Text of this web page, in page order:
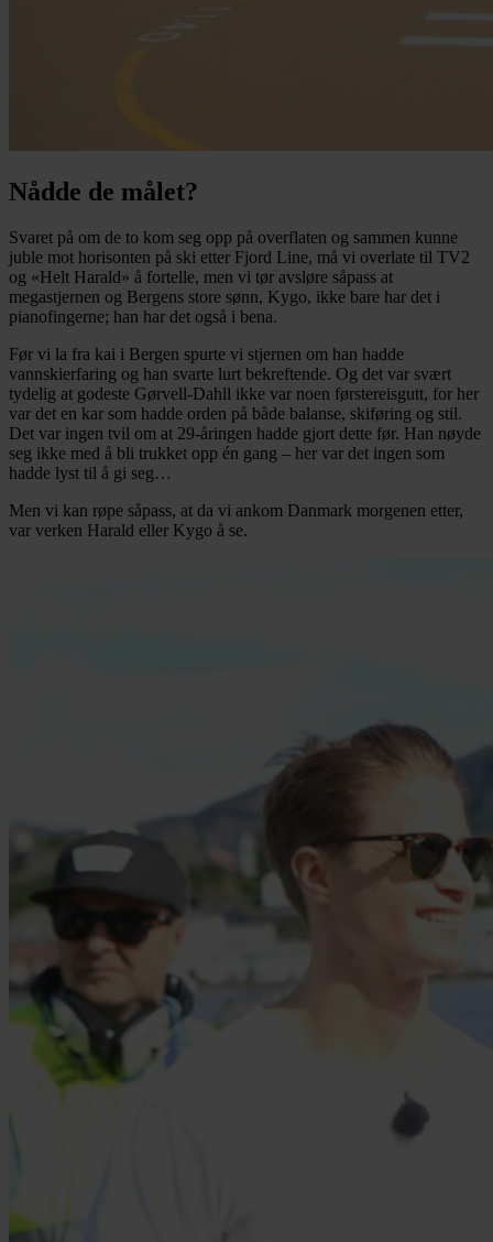
Nådde de målet?
Svaret på om de to kom seg opp på overflaten og sammen kunne
juble mot horisonten på ski etter Fjord Line, må vi overlate til TV2
og «Helt Harald» å fortelle, men vi tør avsløre såpass at
megastjernen og Bergens store sønn, Kygo, ikke bare har det i
pianofingerne; han har det også i bena.
Før vi la fra kai i Bergen spurte vi stjernen om han hadde
vannskierfaring og han svarte lurt bekreftende. Og det var svært
tydelig at godeste Gørvell-Dahll ikke var noen førstereisgutt, for her
var det en kar som hadde orden på både balanse, skiføring og stil.
Det var ingen tvil om at 29-åringen hadde gjort dette før. Han nøyde
seg ikke med å bli trukket opp én gang – her var det ingen som
hadde lyst til å gi seg…
Men vi kan røpe såpass, at da vi ankom Danmark morgenen etter,
var verken Harald eller Kygo å se.